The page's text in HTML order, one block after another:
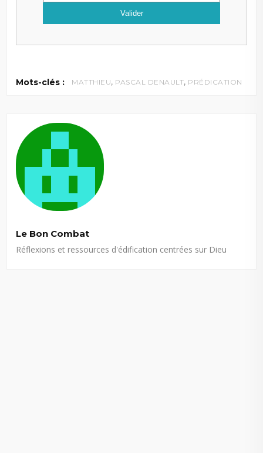
Mots-clés : MATTHIEU, PASCAL DENAULT, PRÉDICATION
Le Bon Combat
Réflexions et ressources d'édification centrées sur Dieu